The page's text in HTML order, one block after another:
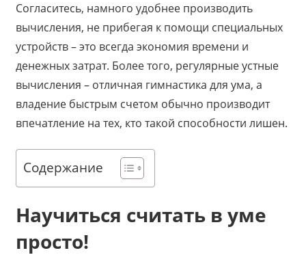
Согласитесь, намного удобнее производить
вычисления, не прибегая к помощи специальных
устройств – это всегда экономия времени и
денежных затрат. Более того, регулярные устные
вычисления – отличная гимнастика для ума, а
владение быстрым счетом обычно производит
впечатление на тех, кто такой способности лишен.
Содержание
Научиться считать в уме
просто!